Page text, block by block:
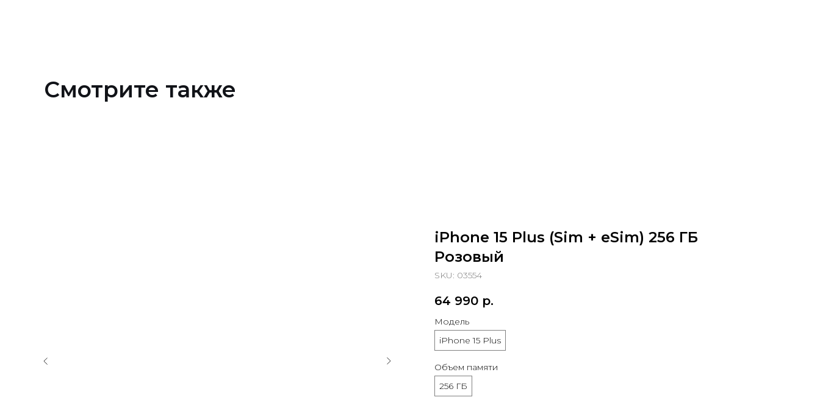
Смотрите также
iPhone 15 Plus (Sim + eSim) 256 ГБ
Розовый
SKU: 03554
64 990 р.
Модель
iPhone 15 Plus
Объем памяти
256 ГБ